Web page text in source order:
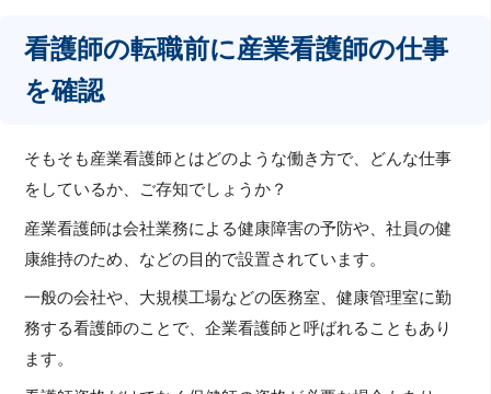
看護師の転職前に産業看護師の仕事
を確認
そもそも産業看護師とはどのような働き方で、どんな仕事
をしているか、ご存知でしょうか？
産業看護師は会社業務による健康障害の予防や、社員の健
康維持のため、などの目的で設置されています。
一般の会社や、大規模工場などの医務室、健康管理室に勤
務する看護師のことで、企業看護師と呼ばれることもあり
ます。